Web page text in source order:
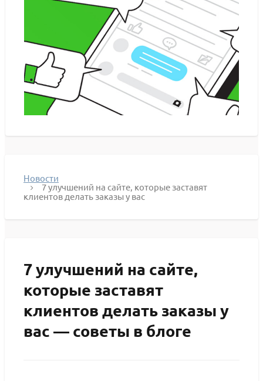
Новости
7 улучшений на сайте, которые заставят
клиентов делать заказы у вас
7 улучшений на сайте,
которые заставят
клиентов делать заказы у
вас — советы в блоге